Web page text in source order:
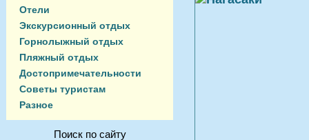
Отели
Экскурсионный отдых
Горнолыжный отдых
Пляжный отдых
Достопримечательности
Советы туристам
Разное
Поиск по сайту